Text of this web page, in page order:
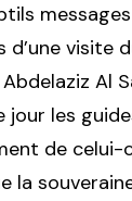
d’une visite
Al
jour les
de celui-
la